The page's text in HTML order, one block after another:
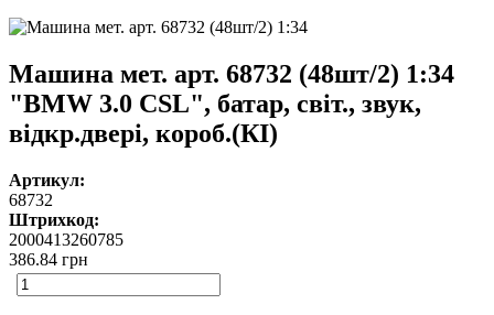
Машина мет. арт. 68732 (48шт/2) 1:34
"BMW 3.0 CSL", батар, світ., звук,
відкр.двері, короб.(КІ)
Артикул:
68732
Штрихкод:
2000413260785
386.84 грн